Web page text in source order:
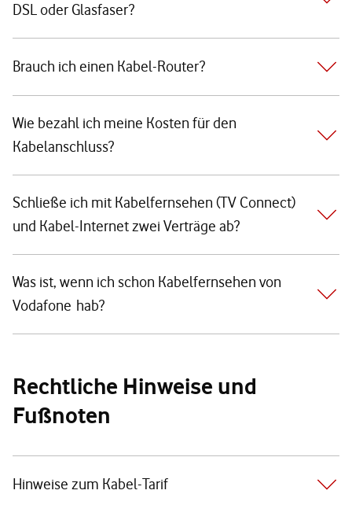
DSL oder Glasfaser?
Brauch ich einen Kabel-Router?
Wie bezahl ich meine Kosten für den
Kabelanschluss?
Schließe ich mit Kabelfernsehen (TV Connect)
und Kabel-Internet zwei Verträge ab?
Was ist, wenn ich schon Kabelfernsehen von
Vodafone hab?
Rechtliche Hinweise und
Fußnoten
Hinweise zum Kabel-Tarif